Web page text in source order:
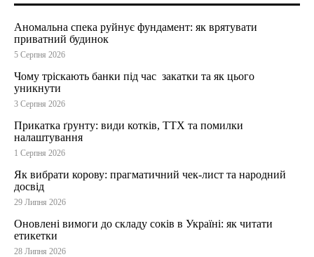
Аномальна спека руйнує фундамент: як врятувати
приватний будинок
5 Серпня 2026
Чому тріскають банки під час закатки та як цього
уникнути
3 Серпня 2026
Прикатка ґрунту: види котків, ТТХ та помилки
налаштування
1 Серпня 2026
Як вибрати корову: прагматичний чек-лист та народний
досвід
29 Липня 2026
Оновлені вимоги до складу соків в Україні: як читати
етикетки
28 Липня 2026